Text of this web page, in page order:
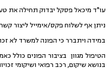
עו"ד מיכאל פסקל יבדוק תחילה את
ניתן אף לשלוח פקס/אימייל ליצור
במידה ויתברר כי הפונה למשרד לא
הטיפול מגוון בציבור הפונים כולל
בנושא שיקום, רכב רפואי ושיקומי